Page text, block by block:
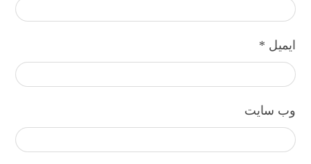
ایمیل *
وب‌ سایت